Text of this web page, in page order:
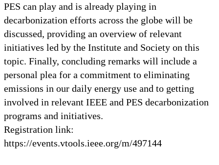
PES can play and is already playing in
decarbonization efforts across the globe will be
discussed, providing an overview of relevant
initiatives led by the Institute and Society on this
topic. Finally, concluding remarks will include a
personal plea for a commitment to eliminating
emissions in our daily energy use and to getting
involved in relevant IEEE and PES decarbonization
programs and initiatives.
Registration link:
https://events.vtools.ieee.org/m/497144